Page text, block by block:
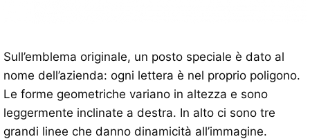
Sull’emblema originale, un posto speciale è dato al
nome dell’azienda: ogni lettera è nel proprio poligono.
Le forme geometriche variano in altezza e sono
leggermente inclinate a destra. In alto ci sono tre
grandi linee che danno dinamicità all’immagine.